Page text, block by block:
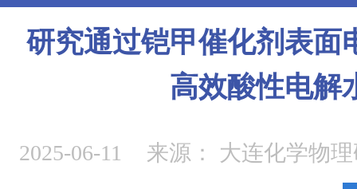
研究通过铠甲催化剂表面
高效酸性电解
2025-06-11 来源： 大连化学物